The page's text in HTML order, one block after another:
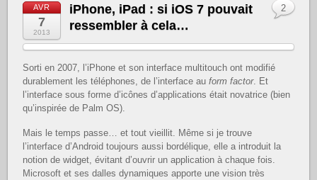
AVR
7
2013
iPhone, iPad : si iOS 7 pouvait
ressembler à cela…
Sorti en 2007, l’iPhone et son interface multitouch ont modifié
durablement les téléphones, de l’interface auform factor. Et
l’interface sous forme d’icônes d’applications était novatrice (bien
qu’inspirée de Palm OS).
Mais le temps passe… et tout vieillit. Même si je trouve
l’interface d’Android toujours aussi bordélique, elle a introduit la
notion de widget, évitant d’ouvrir un application à chaque fois.
Microsoft et ses dalles dynamiques apporte une vision très
2